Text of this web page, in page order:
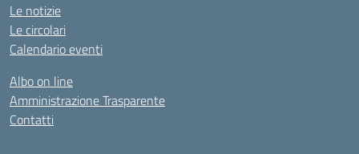
Le notizie
Le circolari
Calendario eventi
Albo on line
Amministrazione Trasparente
Contatti